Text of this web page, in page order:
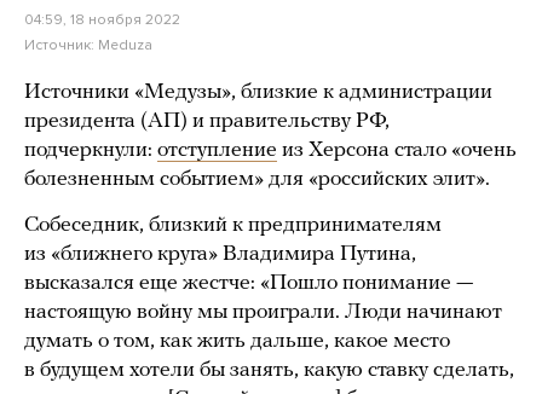
04:59, 18 ноября 2022
Источник: Meduza
Источники «Медузы», близкие к администрации
президента (АП) и правительству РФ,
подчеркнули: отступление из Херсона стало «очень
болезненным событием» для «российских элит».
Собеседник, близкий к предпринимателям
из «ближнего круга» Владимира Путина,
высказался еще жестче: «Пошло понимание —
настоящую войну мы проиграли. Люди начинают
думать о том, как жить дальше, какое место
в будущем хотели бы занять, какую ставку сделать,